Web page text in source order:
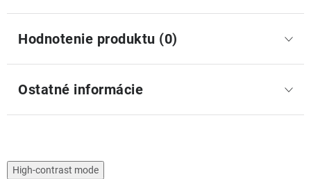
Hodnotenie produktu (0)
Ostatné informácie
High-contrast mode